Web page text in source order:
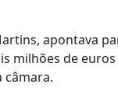
apontava
milhões de